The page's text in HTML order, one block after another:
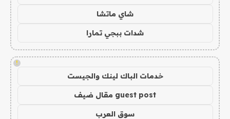
شاي ماتشا
شدات ببجي تمارا
!
خدمات الباك لينك والجيست
guest post مقال ضيف
سوق العرب